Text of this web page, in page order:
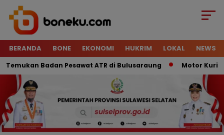
BERANDA BONE EKONOMI HUKRIM LOKAL NEWS
Badan Pesawat ATR di Bulusaraung Motor Kurir